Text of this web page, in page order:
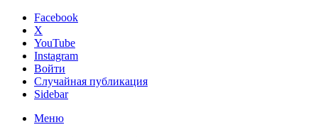
Facebook
X
YouTube
Instagram
Войти
Случайная публикация
Sidebar
Меню